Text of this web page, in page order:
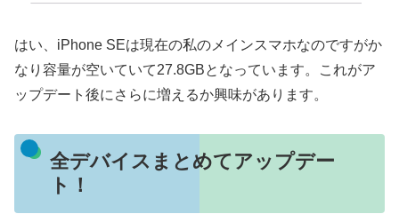
はい、iPhone SEは現在の私のメインスマホなのですがか
なり容量が空いていて27.8GBとなっています。これがア
ップデート後にさらに増えるか興味があります。
全デバイスまとめてアップデー
ト！